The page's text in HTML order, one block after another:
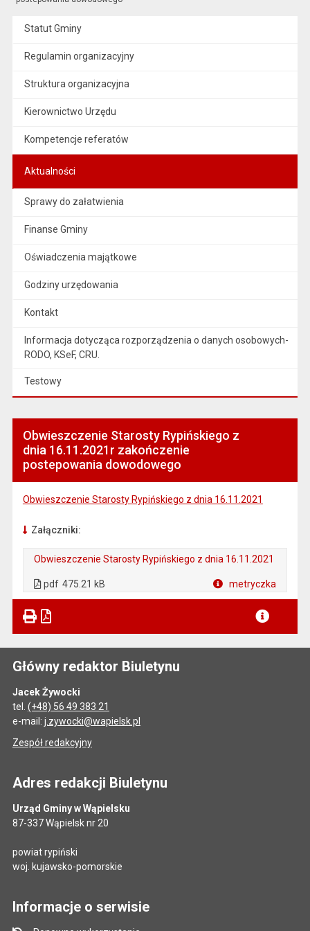
Statut Gminy
Regulamin organizacyjny
Struktura organizacyjna
Kierownictwo Urzędu
Kompetencje referatów
Aktualności
Sprawy do załatwienia
Finanse Gminy
Oświadczenia majątkowe
Godziny urzędowania
Kontakt
Informacja dotycząca rozporządzenia o danych osobowych-
RODO, KSeF, CRU.
Testowy
Obwieszczenie Starosty Rypińskiego z
dnia 16.11.2021r zakończenie
postepowania dowodowego
Obwieszczenie Starosty Rypińskiego z dnia 16.11.2021
Załączniki:
Obwieszczenie Starosty Rypińskiego z dnia 16.11.2021
pdf 475.21 kB metryczka
Główny redaktor Biuletynu
Jacek Żywocki
tel. (+48) 56 49 383 21
e-mail: j.zywocki@wapielsk.pl
Zespół redakcyjny
Adres redakcji Biuletynu
Urząd Gminy w Wąpielsku
87-337 Wąpielsk nr 20
powiat rypiński
woj. kujawsko-pomorskie
Informacje o serwisie